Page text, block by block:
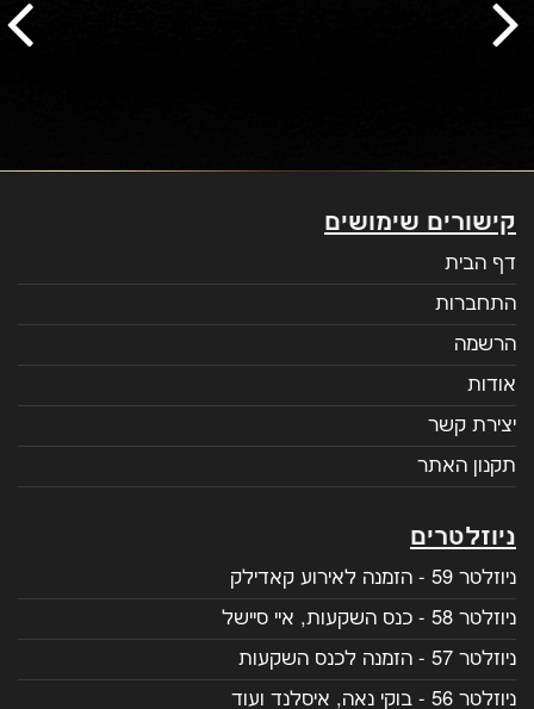
קישורים שימושים
דף הבית
התחברות
הרשמה
אודות
יצירת קשר
תקנון האתר
ניוזלטרים
ניוזלטר 59 - הזמנה לאירוע קאדילק
ניוזלטר 58 - כנס השקעות, איי סיישל
ניוזלטר 57 - הזמנה לכנס השקעות
ניוזלטר 56 - בוקי נאה, איסלנד ועוד